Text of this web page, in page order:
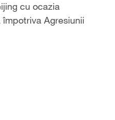
cu ocazia
Agresiunii